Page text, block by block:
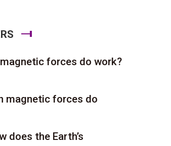
forces do work?
magnetic forces do
does the Earth’s